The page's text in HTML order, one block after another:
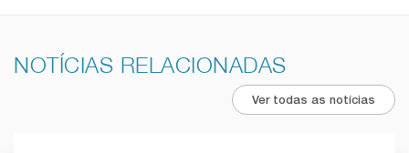
NOTÍCIAS RELACIONADAS
Ver todas as notícias